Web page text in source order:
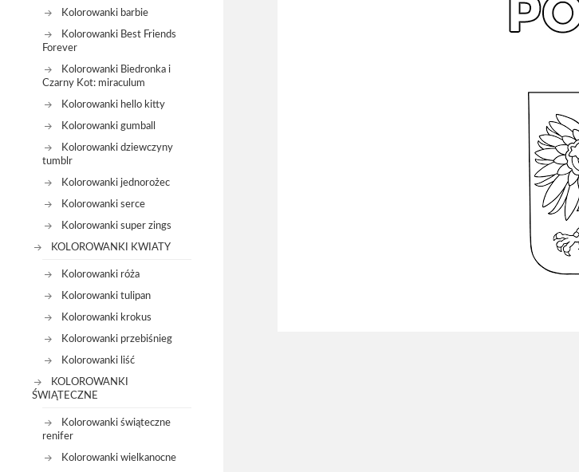
Kolorowanki barbie
Kolorowanki Best Friends
Forever
Kolorowanki Biedronka i
Czarny Kot: miraculum
Kolorowanki hello kitty
Kolorowanki gumball
Kolorowanki dziewczyny
tumblr
Kolorowanki jednorożec
Kolorowanki serce
Kolorowanki super zings
KOLOROWANKI KWIATY
Kolorowanki róża
Kolorowanki tulipan
Kolorowanki krokus
Kolorowanki przebiśnieg
Kolorowanki liść
KOLOROWANKI
ŚWIĄTECZNE
Kolorowanki świąteczne
renifer
Kolorowanki wielkanocne